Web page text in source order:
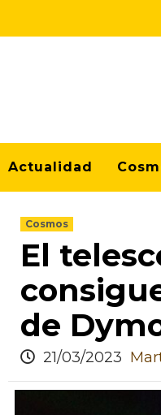
Actualidad
Cosmos
El
de
21/03/2023